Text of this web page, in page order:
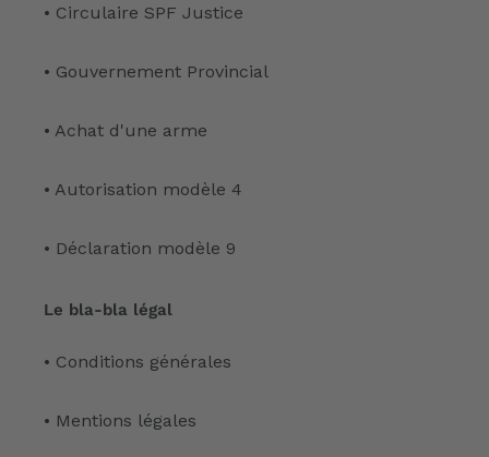
• Circulaire SPF Justice
• Gouvernement Provincial
• Achat d'une arme
• Autorisation modèle 4
• Déclaration modèle 9
Le bla-bla légal
• Conditions générales
• Mentions légales